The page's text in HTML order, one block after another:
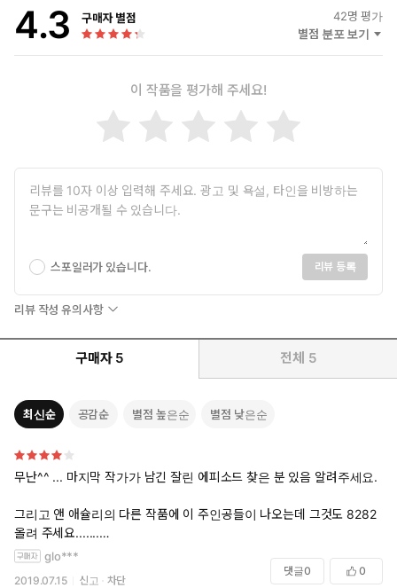
4.3 구매자 별점 42명 평가
별점 분포 보기
이 작품을 평가해 주세요!
스포일러가 있습니다. 리뷰 등록
리뷰 작성 유의사항
구매자 5 전체 5
최신순 공감순 별점 높은순 별점 낮은순
무난^^ ... 마지막 작가가 남긴 잘린 에피소드 찾은 분 있음 알려주세요.
그리고 앤 애슐리의 다른 작품에 이 주인공들이 나오는데 그것도 8282
올려 주세요.......
앤 애슐리의 “고민(?)하는 백작” 도 재미나니 올려 주세요.... 제발~~~~
glo***
2019.07.15 신고 차단
댓글0 0